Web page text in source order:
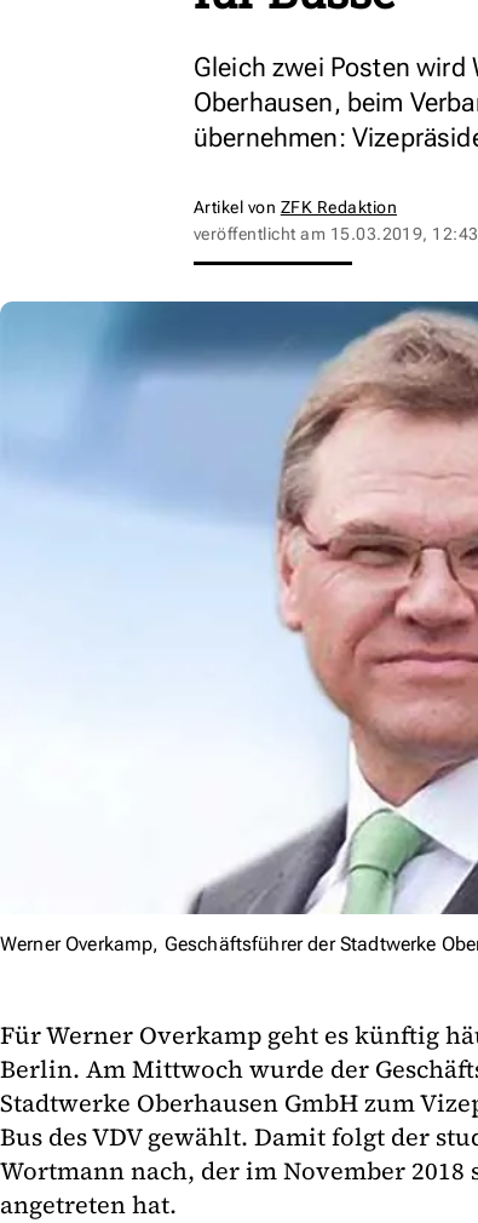
Gleich zwei Posten wird
Oberhausen, beim
übernehmen:
Artikel von ZFK Redaktion
veröffentlicht am 15.03.2019,
Werner Overkamp, Geschäftsführer der Stadtwerke
Für Werner Overkamp geht es künftig
Berlin. Am Mittwoch wurde der
Stadtwerke Oberhausen GmbH zum
Bus des VDV gewählt. Damit folgt der
Wortmann nach, der im November 2018
angetreten hat.